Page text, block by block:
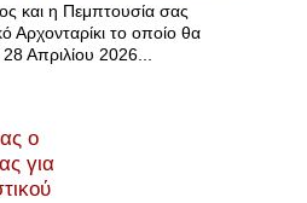
και η Πεμπτουσία σας
το οποίο θα
Απριλίου 2026...
ο
για